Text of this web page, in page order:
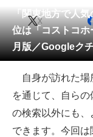
会員記事
メディア
注目記事を集めた
ITの今と未来を見
スマホと通信の最
「関東地方で人
位は「コストコ
月版／Googleク
X
自身が訪れた場
を通じて、自ら
の検索以外にも、
できます。今回